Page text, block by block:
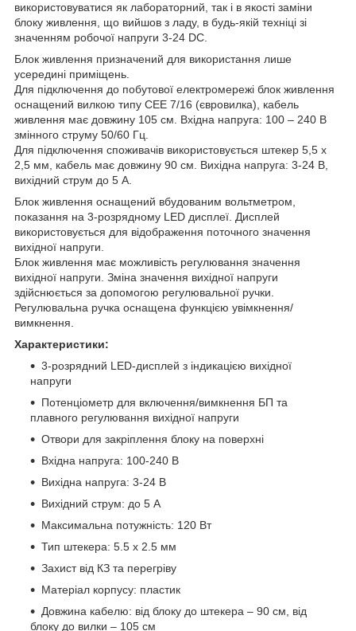
використовуватися як лабораторний, так і в якості заміни
блоку живлення, що вийшов з ладу, в будь-якій техніці зі
значенням робочої напруги 3-24 DC.
Блок живлення призначений для використання лише
усередині приміщень.
Для підключення до побутової електромережі блок живлення
оснащений вилкою типу CEE 7/16 (євровилка), кабель
живлення має довжину 105 см. Вхідна напруга: 100 – 240 В
змінного струму 50/60 Гц.
Для підключення споживачів використовується штекер 5,5 x
2,5 мм, кабель має довжину 90 см. Вихідна напруга: 3-24 В,
вихідний струм до 5 А.
Блок живлення оснащений вбудованим вольтметром,
показання на 3-розрядному LED дисплеї. Дисплей
використовується для відображення поточного значення
вихідної напруги.
Блок живлення має можливість регулювання значення
вихідної напруги. Зміна значення вихідної напруги
здійснюється за допомогою регулювальної ручки.
Регулювальна ручка оснащена функцією увімкнення/
вимкнення.
Характеристики:
3-розрядний LED-дисплей з індикацією вихідної
напруги
Потенціометр для включення/вимкнення БП та
плавного регулювання вихідної напруги
Отвори для закріплення блоку на поверхні
Вхідна напруга: 100-240 В
Вихідна напруга: 3-24 В
Вихідний струм: до 5 А
Максимальна потужність: 120 Вт
Тип штекера: 5.5 x 2.5 мм
Захист від КЗ та перегріву
Матеріал корпусу: пластик
Довжина кабелю: від блоку до штекера – 90 см, від
блоку до вилки – 105 см